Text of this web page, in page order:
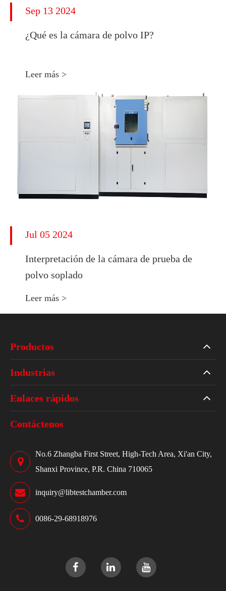
Sep 13 2024
¿Qué es la cámara de polvo IP?
Leer más >
Jul 05 2024
Interpretación de la cámara de prueba de
polvo soplado
Leer más >
Productos
Industrias
Enlaces rápidos
Contáctenos
No.6 Zhangba First Street, High-Tech Area, Xi'an City,
Shanxi Province, P.R. China 710065
inquiry@libtestchamber.com
0086-29-68918976